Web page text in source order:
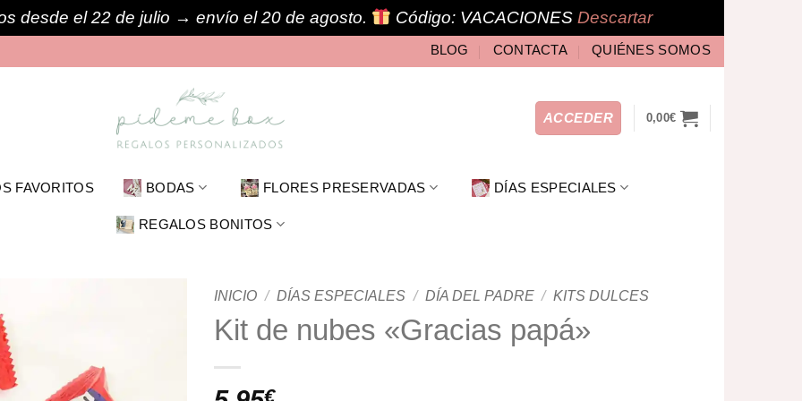
desde el 22 de julio → envío el 20 de agosto. Código: VACACIONES Descartar
BLOG CONTACTA QUIÉNES SOMOS
ACCEDER 0,00€
FAVORITOS BODAS FLORES PRESERVADAS DÍAS ESPECIALES
REGALOS BONITOS
INICIO / DÍAS ESPECIALES / DÍA DEL PADRE / KITS DULCES
Kit de nubes «Gracias papá»
€